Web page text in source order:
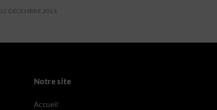
12 DÉCEMBRE 2013
Notre site
Accueil